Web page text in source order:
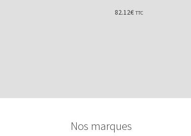
82.12€ TTC
Nos marques